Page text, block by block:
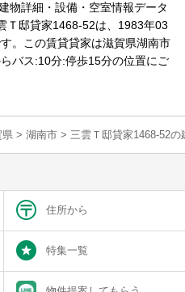
物詳細・設備・空室情報データ
Ｔ邸貸家1468-52は、1983年03
。この賃貸貸家は滋賀県湖南市
バス:10分:停歩15分の位置にご
県 > 湖南市 > 三雲Ｔ邸貸家1468-52
住所から
特集一覧